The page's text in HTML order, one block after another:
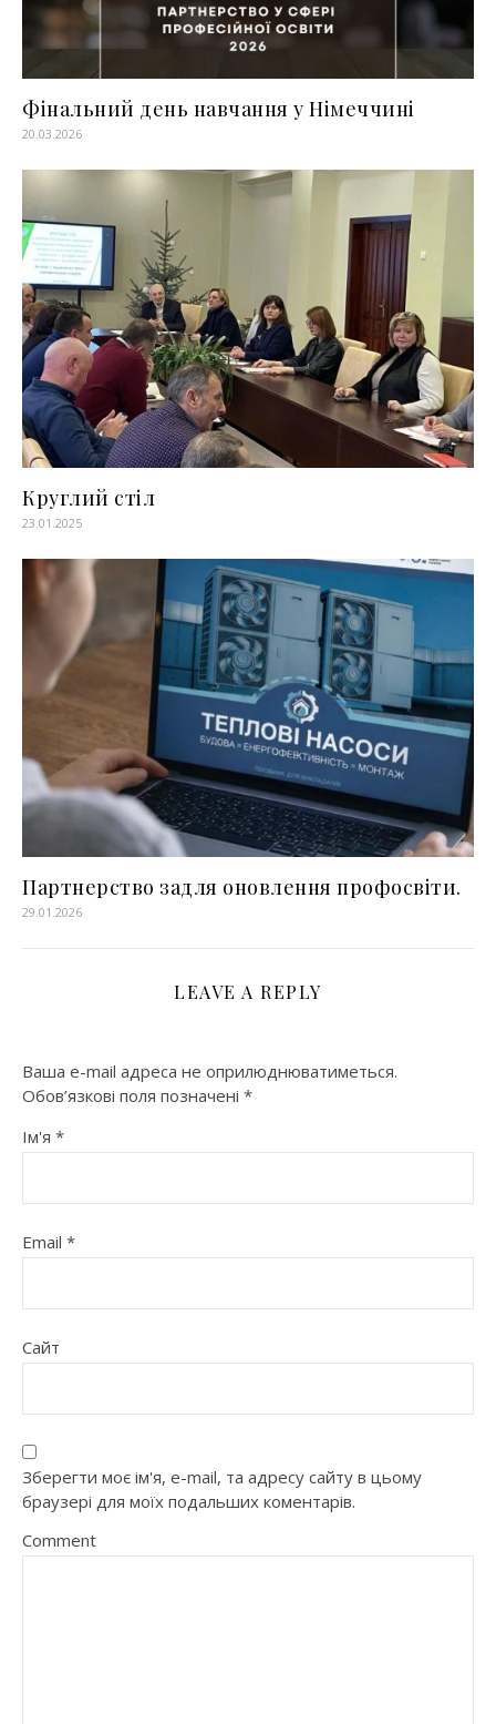
Фінальний день навчання у Німеччині
20.03.2026
Круглий стіл
23.01.2025
Партнерство задля оновлення профосвіти.
29.01.2026
LEAVE A REPLY
Ваша e-mail адреса не оприлюднюватиметься.
Обов’язкові поля позначені *
Ім'я *
Email *
Сайт
Зберегти моє ім'я, e-mail, та адресу сайту в цьому
браузері для моїх подальших коментарів.
Comment